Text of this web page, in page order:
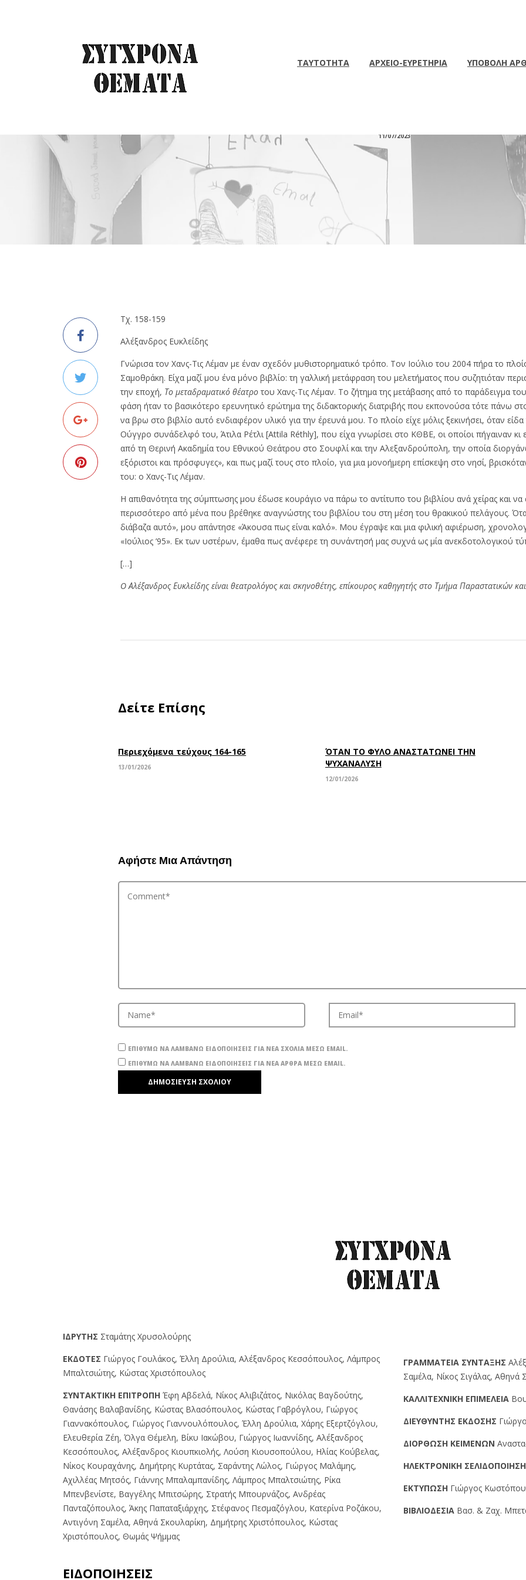
ΤΑΥΤΟΤΗΤΑ ΑΡΧΕΙΟ-ΕΥΡΕΤΗΡΙΑ ΥΠΟΒΟΛΗ
Ο ΤΕΛΕΥΤΑΙΟΣ ΟΙΚΟΥΜΕΝΙΚΟΣ ΟΡΟΣ
11/07/2023
Τχ. 158-159
Αλέξανδρος Ευκλείδης
Γνώρισα τον Χανς-Τις Λέμαν με έναν σχεδόν μυθιστορηματικό τρόπο. Τον Ιούλιο του 2004 πήρα το
Σαμοθράκη. Είχα μαζί μου ένα μόνο βιβλίο: τη γαλλική μετάφραση του μελετήματος που συζητιόταν
την εποχή, Το μεταδραματικό θέατροτου Χανς-Τις Λέμαν. Το ζήτημα της μετάβασης από το παράδειγμα
φάση ήταν το βασικότερο ερευνητικό ερώτημα της διδακτορικής διατριβής που εκπονούσα τότε πάνω
να βρω στο βιβλίο αυτό ενδιαφέρον υλικό για την έρευνά μου. Το πλοίο είχε μόλις ξεκινήσει, όταν
Ούγγρο συνάδελφό του, Άτιλα Ρέτλι [Attila Réthly], που είχα γνωρίσει στο ΚΘΒΕ, οι οποίοι πήγαιναν
από τη Θερινή Ακαδημία του Εθνικού Θεάτρου στο Σουφλί και την Αλεξανδρούπολη, την οποία
εξόριστοι και πρόσφυγες», και πως μαζί τους στο πλοίο, για μια μονοήμερη επίσκεψη στο νησί,
του: ο Χανς-Τις Λέμαν.
Η απιθανότητα της σύμπτωσης μου έδωσε κουράγιο να πάρω το αντίτυπο του βιβλίου ανά χείρας και
περισσότερο από μένα που βρέθηκε αναγνώστης του βιβλίου του στη μέση του θρακικού πελάγους.
διάβαζα αυτό», μου απάντησε «Άκουσα πως είναι καλό». Μου έγραψε και μια φιλική αφιέρωση,
«Ιούλιος ’95». Εκ των υστέρων, έμαθα πως ανέφερε τη συνάντησή μας συχνά ως μία ανεκδοτολογικού
[…]
O Αλέξανδρος Ευκλείδης είναι θεατρολόγος και σκηνοθέτης, επίκουρος καθηγητής στο Τμήμα Παραστατικών
Δείτε Επίσης
Περιεχόμενα τεύχους 164-165
13/01/2026
ΌΤΑΝ ΤΟ ΦΥΛΟ ΑΝΑΣΤΑΤΩΝΕΙ ΤΗΝ
ΨΥΧΑΝΑΛΥΣΗ
12/01/2026
Αφήστε Μια Απάντηση
ΕΠΙΘΥΜΏ ΝΑ ΛΑΜΒΆΝΩ ΕΙΔΟΠΟΙΉΣΕΙΣ ΓΙΑ ΝΈΑ ΣΧΌΛΙΑ ΜΈΣΩ EMAIL.
ΕΠΙΘΥΜΏ ΝΑ ΛΑΜΒΆΝΩ ΕΙΔΟΠΟΙΉΣΕΙΣ ΓΙΑ ΝΈΑ ΆΡΘΡΑ ΜΈΣΩ EMAIL.
IΔPYTHΣ Σταμάτης Χρυσολούρης
EKΔOTEΣ Γιώργος Γουλάκος, Έλλη Δρούλια, Αλέξανδρος Κεσσόπουλος, Λάμπρος
Μπαλτσιώτης, Κώστας Χριστόπουλος
ΣYNTAKTIKH EΠITPOΠH Έφη Αβδελά, Νίκος Αλιβιζάτος, Νικόλας Βαγδούτης,
Θανάσης Βαλαβανίδης, Κώστας Βλασόπουλος, Κώστας Γαβρόγλου, Γιώργος
Γιαννακόπουλος, Γιώργος Γιαννουλόπουλος, Έλλη Δρούλια, Χάρης Εξερτζόγλου,
Ελευθερία Ζέη, Όλγα Θέμελη, Βίκυ Ιακώβου, Γιώργος Ιωαννίδης, Αλέξανδρος
Κεσσόπουλος, Αλέξανδρος Κιουπκιολής, Λούση Κιουσοπούλου, Ηλίας Κούβελας,
Νίκος Κουραχάνης, Δημήτρης Κυρτάτας, Σαράντης Λώλος, Γιώργος Μαλάμης,
Αχιλλέας Μητσός, Γιάννης Μπαλαμπανίδης, Λάμπρος Μπαλτσιώτης, Ρίκα
Μπενβενίστε, Βαγγέλης Μπιτσώρης, Στρατής Μπουρνάζος, Ανδρέας
Πανταζόπουλος, Άκης Παπαταξιάρχης, Στέφανος Πεσμαζόγλου, Κατερίνα Ροζάκου,
Αντιγόνη Σαμέλα, Αθηνά Σκουλαρίκη, Δημήτρης Χριστόπουλος, Κώστας
Χριστόπουλος, Θωμάς Ψήμμας
ΓPAMMATEIA ΣYNTAΞHΣ
Σαμέλα, Νίκος Σιγάλας, Αθηνά
KAΛΛITEXNIKH EΠIMEΛEIA
ΔIEYΘYNTHΣ EKΔOΣHΣ
ΔIOPΘΩΣH KEIMENΩN
HΛEKTPONIKH ΣEΛIΔOΠOIHΣH
EKTYΠΩΣH Γιώργος
BIBΛIOΔEΣIA Βασ. & Ζαχ.
ΕΙΔΟΠΟΙΗΣΕΙΣ